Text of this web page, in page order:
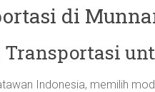
di
Indonesia, memilih